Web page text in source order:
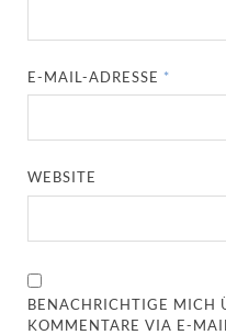
E-MAIL-ADRESSE *
WEBSITE
BENACHRICHTIGE MICH
KOMMENTARE VIA E-